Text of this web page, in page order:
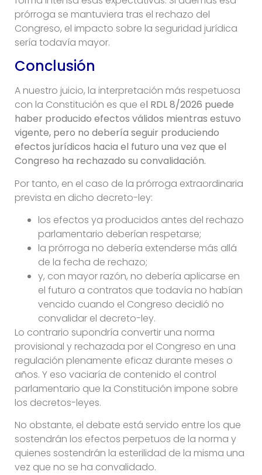
prórroga se mantuviera tras el rechazo del
Congreso, el impacto sobre la seguridad jurídica
sería todavía mayor.
Conclusión
A nuestro juicio, la interpretación más respetuosa
con la Constitución es que el RDL 8/2026 puede
haber producido efectos válidos mientras estuvo
vigente, pero no debería seguir produciendo
efectos jurídicos hacia el futuro una vez que el
Congreso ha rechazado su convalidación.
Por tanto, en el caso de la prórroga extraordinaria
prevista en dicho decreto-ley:
los efectos ya producidos antes del rechazo
parlamentario deberían respetarse;
la prórroga no debería extenderse más allá
de la fecha de rechazo;
y, con mayor razón, no debería aplicarse en
el futuro a contratos que todavía no habían
vencido cuando el Congreso decidió no
convalidar el decreto-ley.
Lo contrario supondría convertir una norma
provisional y rechazada por el Congreso en una
regulación plenamente eficaz durante meses o
años. Y eso vaciaría de contenido el control
parlamentario que la Constitución impone sobre
los decretos-leyes.
No obstante, el debate está servido entre los que
sostendrán los efectos perpetuos de la norma y
quienes sostendrán la esterilidad de la misma una
vez que no se ha convalidado.